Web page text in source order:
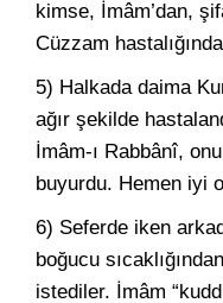
kimse, İmâm’dan,
Cüzzam
5) Halkada daima
ağır şekilde
İmâm-ı Rabbânî,
buyurdu. Hemen iyi
6) Seferde iken
boğucu
istediler. İmâm